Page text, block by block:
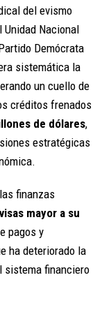
del evismo
Unidad Nacional
Demócrata
sistemática la
un cuello de
créditos frenados
de dólares,
estratégicas
finanzas
mayor a su
pagos y
ha deteriorado la
sistema financiero